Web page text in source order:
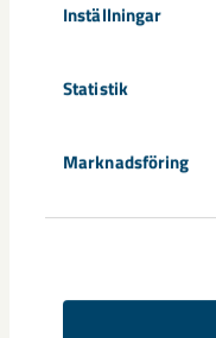
Inställningar
Statistik
Marknadsföring
Kirunaborna fick under